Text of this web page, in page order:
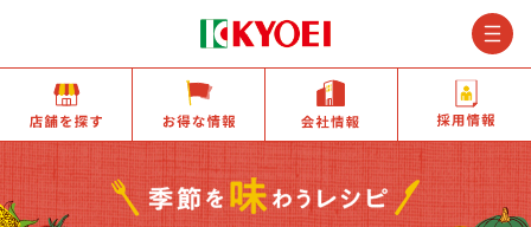
店舗を探す お得な情報 会社情報